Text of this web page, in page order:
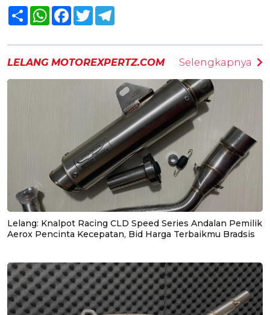
Share WhatsAppFacebook
Twitter
LELANG MOTOREXPERTZ.COM Selengkapnya
Lelang: Knalpot Racing CLD Speed Series Andalan Pemilik
Aerox Pencinta Kecepatan, Bid Harga Terbaikmu Bradsis